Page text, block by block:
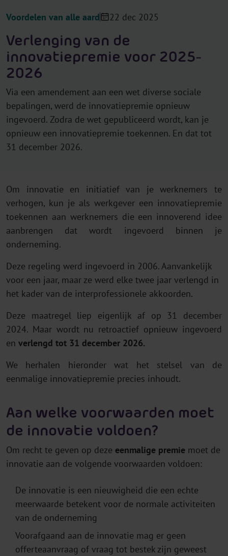
Voordelen van alle aard 22 dec 2025
Verlenging van de
innovatiepremie voor 2025-
2026
Via een amendement aan een wet diverse sociale
bepalingen, werd de innovatiepremie opnieuw
ingevoerd. Zodra de wet gepubliceerd wordt, kan je
opnieuw een innovatiepremie toekennen. En dat tot
31 december 2026.
Om innovatie en initiatief van je werknemers te
verhogen, kun je als werkgever een innovatiepremie
toekennen aan werknemers die een innoverend idee
aanbrengen dat wordt ingevoerd binnen je
onderneming.
Deze regeling werd ingevoerd in 2006. Aanvankelijk
voor een jaar, maar ze werd elke twee jaar verlengd in
het kader van de interprofessionele akkoorden.
Deze maatregel liep eigenlijk af op 31 december
2024. Maar wordt nu retroactief opnieuw ingevoerd
en verlengd tot 31 december 2026.
We herhalen hieronder wat het stelsel van de
eenmalige innovatiepremie precies inhoudt.
Aan welke voorwaarden moet
de innovatie voldoen?
Om recht te geven op deze eenmalige premie moet de
innovatie aan de volgende voorwaarden voldoen:
De innovatie is een nieuwigheid die een echte
meerwaarde betekent voor de normale activiteiten
van de onderneming
Voorafgaand aan de innovatie mag er geen
offerteaanvraag of vraag tot bestek zijn geweest